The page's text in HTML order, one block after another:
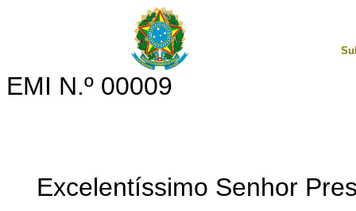
EMI N.º 00009
Excelentíssimo Senhor